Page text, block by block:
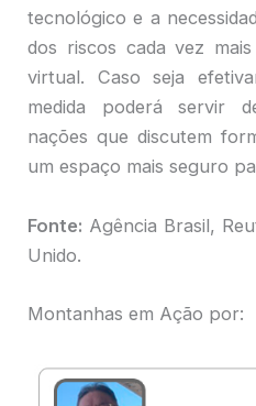
tecnológico e a
dos riscos cada vez
virtual. Caso seja
medida poderá servir
nações que discutem
um espaço mais seguro
Fonte: Agência Brasil,
Unido.
Montanhas em Ação por: